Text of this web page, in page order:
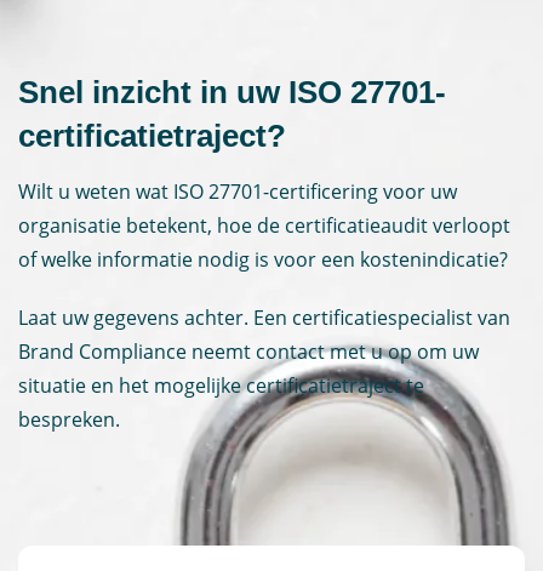
Snel inzicht in uw ISO 27701-
certificatietraject?
Wilt u weten wat ISO 27701-certificering voor uw
organisatie betekent, hoe de certificatieaudit verloopt
of welke informatie nodig is voor een kostenindicatie?
Laat uw gegevens achter. Een certificatiespecialist van
Brand Compliance neemt contact met u op om uw
situatie en het mogelijke certificatietraject te
bespreken.